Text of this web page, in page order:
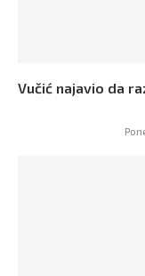
Vučić najavio da